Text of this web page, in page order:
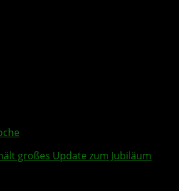
großes Update zum Jubiläum